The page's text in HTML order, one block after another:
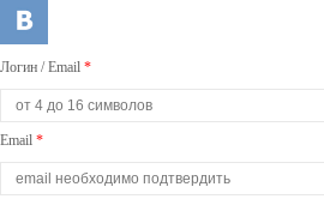
Логин / Email *
Email *